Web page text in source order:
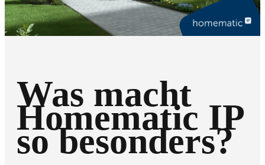
Was macht
Homematic IP
so besonders?